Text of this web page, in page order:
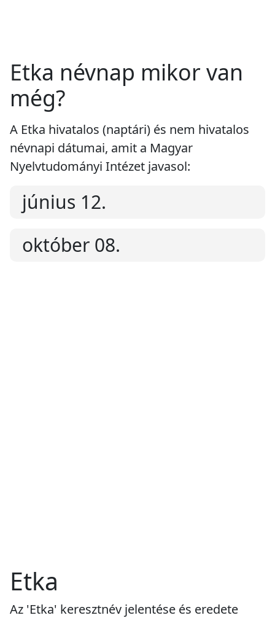
Etka névnap mikor van
még?
A Etka hivatalos (naptári) és nem hivatalos
névnapi dátumai, amit a Magyar
Nyelvtudományi Intézet javasol:
június 12.
október 08.
Etka
Az 'Etka' keresztnév jelentése és eredete